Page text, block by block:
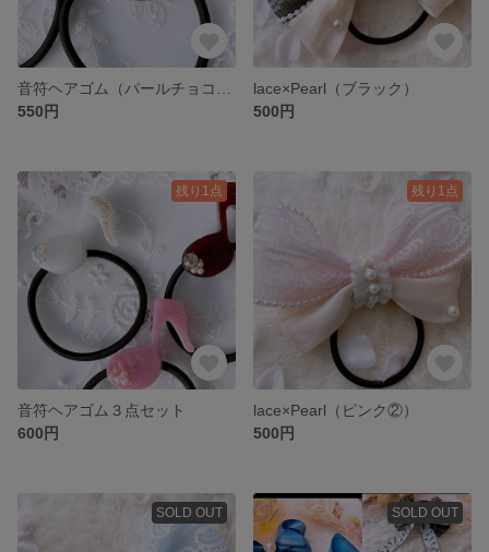
550円
lace×Pearl（ブラック）
500円
残り1点
音符ヘアゴム３点セット
600円
残り1点
lace×Pearl（ピンク②）
500円
SOLD OUT SOLD OUT